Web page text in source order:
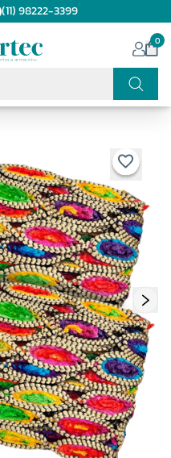
(11) 98222-3399
0